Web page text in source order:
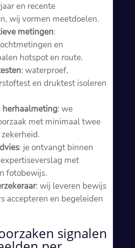
en recente
wij vormen meetdoelen.​
metingen:
en
hotspot en route.​
: waterproef,
en druktest isoleren
herhaalmeting: we
met minimaal twee
: je ontvangt binnen
met
fotobewijs.​
: wij leveren bewijs
accepteren en begeleiden
signalen